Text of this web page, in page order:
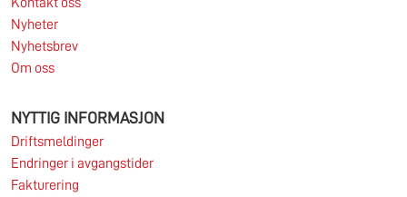
Nyheter
Nyhetsbrev
Om oss
NYTTIG INFORMASJON
Driftsmeldinger
Endringer i avgangstider
Fakturering